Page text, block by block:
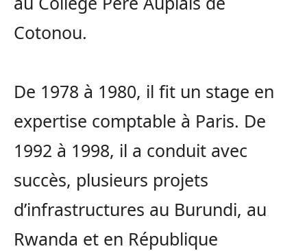
Cotonou.
De 1978 à 1980, il fit un stage en
expertise comptable à Paris. De
1992 à 1998, il a conduit avec
succès, plusieurs projets
d’infrastructures au Burundi, au
Rwanda et en République